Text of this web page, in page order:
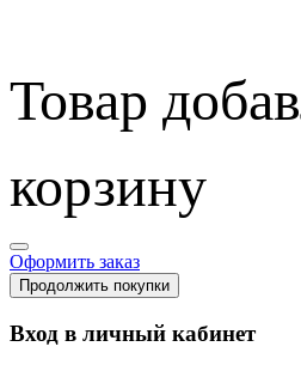
Товар
корзину
Оформить заказ
Продолжить покупки
Вход в личный кабинет